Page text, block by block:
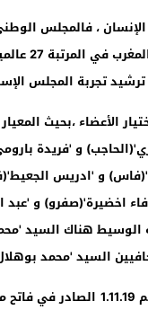
، فالمجلس
في المرتبة 27
تجربة المجلس
الأعضاء ،بحيث
و 'فريدة
و 'ادريس
و 'عبد
هناك السيد
السيد 'محمد
1.11.19 الصادر في فاتح